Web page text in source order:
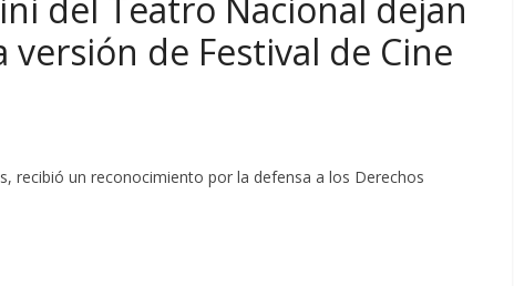
de Festival de Cine
recibió un reconocimiento por la defensa a los Derechos